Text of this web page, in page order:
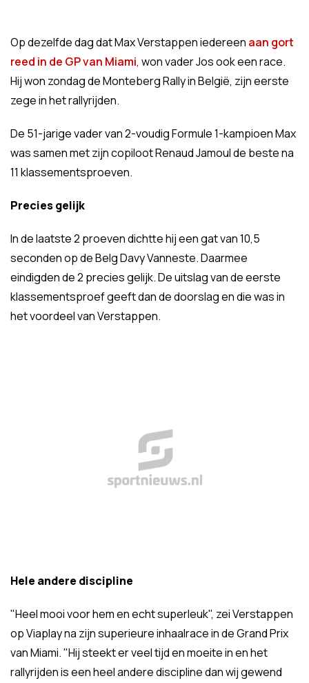
Op dezelfde dag dat Max Verstappen iedereen aan gort
reed in de GP van Miami, won vader Jos ook een race.
Hij won zondag de Monteberg Rally in België, zijn eerste
zege in het rallyrijden.
De 51-jarige vader van 2-voudig Formule 1-kampioen Max
was samen met zijn copiloot Renaud Jamoul de beste na
11 klassementsproeven.
Precies gelijk
In de laatste 2 proeven dichtte hij een gat van 10,5
seconden op de Belg Davy Vanneste. Daarmee
eindigden de 2 precies gelijk. De uitslag van de eerste
klassementsproef geeft dan de doorslag en die was in
het voordeel van Verstappen.
Hele andere discipline
"Heel mooi voor hem en echt superleuk", zei Verstappen
op Viaplay na zijn superieure inhaalrace in de Grand Prix
van Miami. "Hij steekt er veel tijd en moeite in en het
rallyrijden is een heel andere discipline dan wij gewend